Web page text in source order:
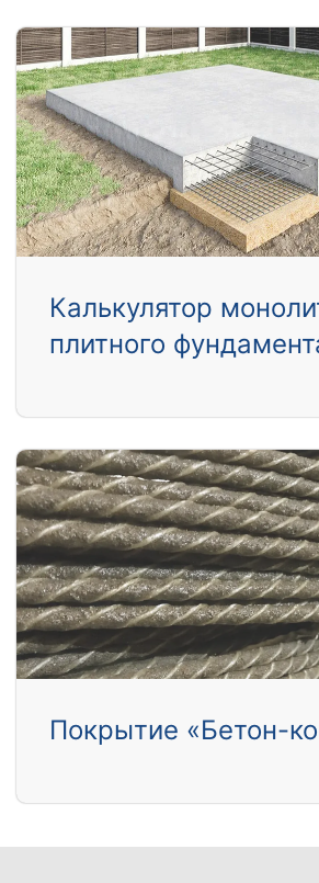
Калькулятор
плитного
Покрытие «Бетон-